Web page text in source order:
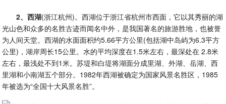
2、西湖(浙江杭州)。西湖位于浙江省杭州市西面，它以其秀丽的湖
光山色和众多的名胜古迹而闻名中外，是我国著名的旅游胜地，也被誉
为人间天堂。西湖的水面面积约5.66平方公里(包括湖中岛屿为6.3平方
公里)，湖岸周长15公里。水的平均深度在1.5米左右，最深处在 2.8米
左右，最浅处不到1米。苏堤和白堤将湖面分成里湖、外湖、岳湖、西
里湖和小南湖五个部分。1982年西湖被确定为国家风景名胜区，1985
年被选为“全国十大风景名胜”。